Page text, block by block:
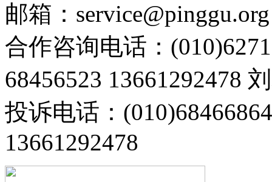
邮箱：service@pinggu.org
合作咨询电话：
68456523 13661292478
投诉电话：
13661292478